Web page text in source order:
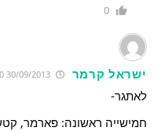
0
ישראל קרמר 30/09/2013 17:32:10
לאתגר-
חמישייה ראשונה: פארמר,